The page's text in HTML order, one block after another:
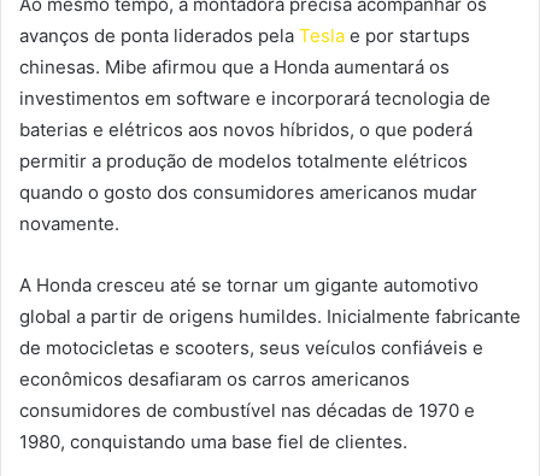
Ao mesmo tempo, a montadora precisa acompanhar os
avanços de ponta liderados pela Tesla e por startups
chinesas. Mibe afirmou que a Honda aumentará os
investimentos em software e incorporará tecnologia de
baterias e elétricos aos novos híbridos, o que poderá
permitir a produção de modelos totalmente elétricos
quando o gosto dos consumidores americanos mudar
novamente.
A Honda cresceu até se tornar um gigante automotivo
global a partir de origens humildes. Inicialmente fabricante
de motocicletas e scooters, seus veículos confiáveis e
econômicos desafiaram os carros americanos
consumidores de combustível nas décadas de 1970 e
1980, conquistando uma base fiel de clientes.